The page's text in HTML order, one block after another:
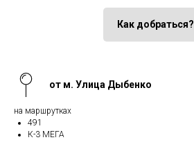
Как добраться?
от м. Улица Дыбенко
на маршрутках
491
К-3 МЕГА